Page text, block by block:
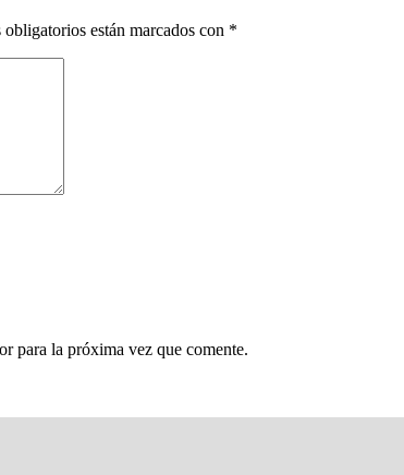
están marcados con *
para la próxima vez que comente.